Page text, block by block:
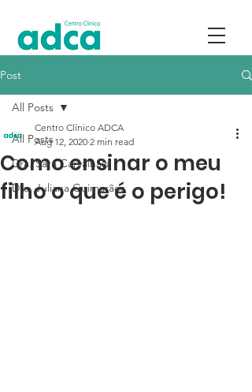
Post
All Posts
Dra. Sara Carvalhais
Dra. Juliana Guimarães
All Posts
Como ensinar o meu
filho o que é o perigo!
Centro Clínico ADCA
Aug 12, 2020 2 min read